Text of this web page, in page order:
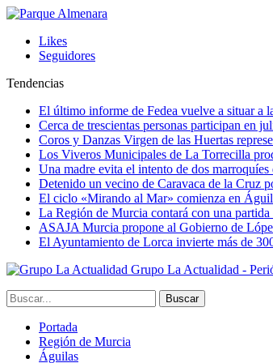
Likes
Seguidores
Tendencias
El último informe de Fedea vuelve a situar a
Cerca de trescientas personas participan en
Coros y Danzas Virgen de las Huertas
Los Viveros Municipales de La Torrecilla
Una madre evita el intento de dos
Detenido un vecino de Caravaca de la Cruz
El ciclo «Mirando al Mar» comienza en
La Región de Murcia contará con una
ASAJA Murcia propone al Gobierno de
El Ayuntamiento de Lorca invierte más de
Grupo La Actualidad -
Portada
Región de Murcia
Águilas